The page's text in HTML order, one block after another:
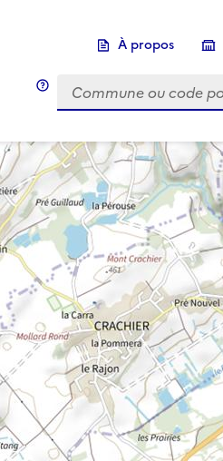
À propos
Choix d'une commune
Infobulle